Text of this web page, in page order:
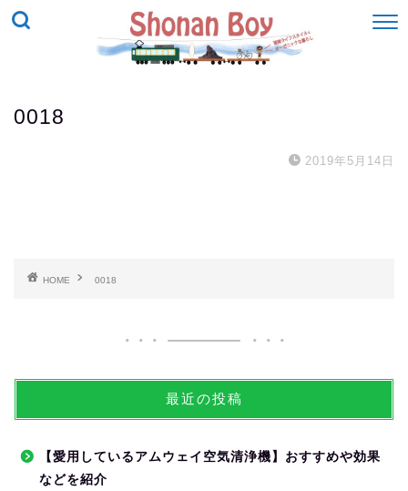
0018
2019年5月14日
HOME 0018
最近の投稿
【愛用しているアムウェイ空気清浄機】おすすめや効果
などを紹介